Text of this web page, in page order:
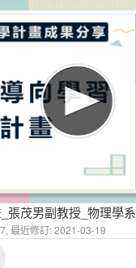
張茂男副教授_物理學系
最近修訂: 2021-03-19